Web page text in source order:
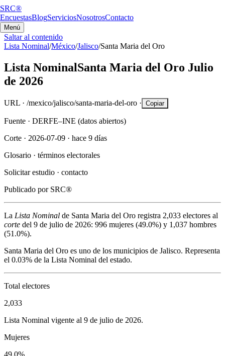
SRC®
EncuestasBlogServiciosNosotrosContacto
Menú
Saltar al contenido
Lista Nominal/México/Jalisco/Santa Maria del Oro
Lista NominalSanta Maria del Oro Julio
de 2026
URL · /mexico/jalisco/santa-maria-del-oro · Copiar
Fuente · DERFE–INE (datos abiertos)
Corte · 2026-07-09 · hace 9 días
Glosario · términos electorales
Solicitar estudio · contacto
Publicado por SRC®
La Lista Nominal de Santa Maria del Oro registra 2,033 electores al
corte del 9 de julio de 2026: 996 mujeres (49.0%) y 1,037 hombres
(51.0%).
Santa Maria del Oro es uno de los municipios de Jalisco. Representa
el 0.03% de la Lista Nominal del estado.
Total electores
2,033
Lista Nominal vigente al 9 de julio de 2026.
Mujeres
49.0%